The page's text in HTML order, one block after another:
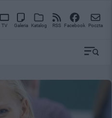
TV Galeria Katalog RSS Facebook Poczta